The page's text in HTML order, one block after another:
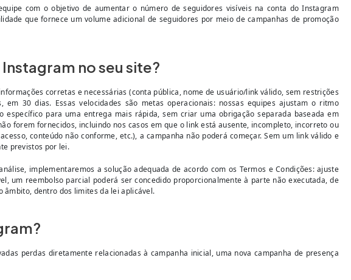
com o objetivo de aumentar o número de seguidores visíveis na conta do Instagram
que fornece um volume adicional de seguidores por meio de campanhas de promoção
no seu site?
corretas e necessárias (conta pública, nome de usuário/link válido, sem restrições
30 dias. Essas velocidades são metas operacionais: nossas equipes ajustam o ritmo
para uma entrega mais rápida, sem criar uma obrigação separada baseada em
forem fornecidos, incluindo nos casos em que o link está ausente, incompleto, incorreto ou
conteúdo não conforme, etc.), a campanha não poderá começar. Sem um link válido e
previstos por lei.
implementaremos a solução adequada de acordo com os Termos e Condições: ajuste
um reembolso parcial poderá ser concedido proporcionalmente à parte não executada, de
âmbito, dentro dos limites da lei aplicável.
perdas diretamente relacionadas à campanha inicial, uma nova campanha de presença